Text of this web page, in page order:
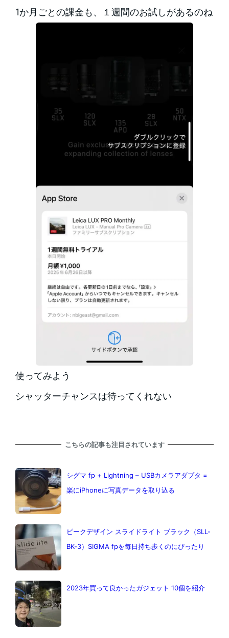
1か月ごとの課金も、１週間のお試しがあるのね
使ってみよう
シャッターチャンスは待ってくれない
こちらの記事も注目されています
シグマ fp + Lightning – USBカメラアダプタ =
楽にiPhoneに写真データを取り込る
ピークデザイン スライドライト ブラック（SLL-
BK-3）SIGMA fpを毎日持ち歩くのにぴったり
2023年買って良かったガジェット 10個を紹介